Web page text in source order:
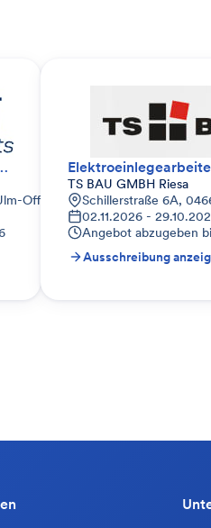
(AC)
Offenhausen, Deutschland
TS BAU GMBH Riesa
Schillerstraße 6A,
02.11.2026 -
Angebot abzugeben
Ausschreibung